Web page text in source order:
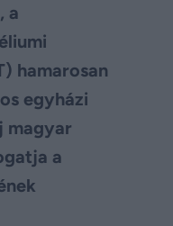
a
hamarosan
egyházi
magyar
a